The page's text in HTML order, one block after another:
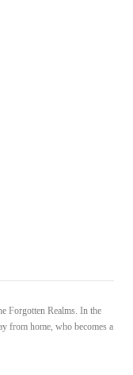
Forgotten Realms. In the
from home, who becomes a